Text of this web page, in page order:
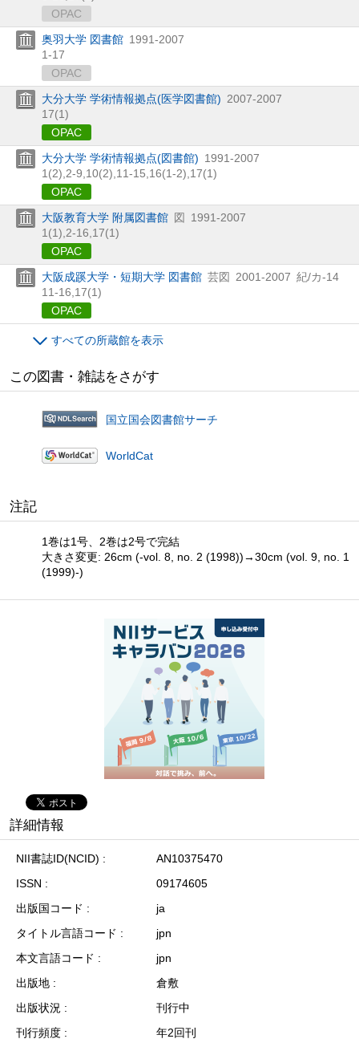
OPAC
奥羽大学 図書館 1991-2007
1-17
OPAC
大分大学 学術情報拠点(医学図書館) 2007-2007
17(1)
OPAC
大分大学 学術情報拠点(図書館) 1991-2007
1(2), 2-9, 10(2), 11-15, 16(1-2), 17(1)
OPAC
大阪教育大学 附属図書館 図 1991-2007
1(1), 2-16, 17(1)
OPAC
大阪成蹊大学・短期大学 図書館 芸図 2001-2007 紀/カ-14
11-16, 17(1)
OPAC
すべての所蔵館を表示
この図書・雑誌をさがす
国立国会図書館サーチ
WorldCat
注記
1巻は1号、2巻は2号で完結
大きさ変更: 26cm (-vol. 8, no. 2 (1998))→30cm (vol. 9, no. 1
(1999)-)
詳細情報
NII書誌ID(NCID)
AN10375470
ISSN
09174605
出版国コード
ja
タイトル言語コード
jpn
本文言語コード
jpn
出版地
倉敷
出版状況
刊行中
刊行頻度
年2回刊